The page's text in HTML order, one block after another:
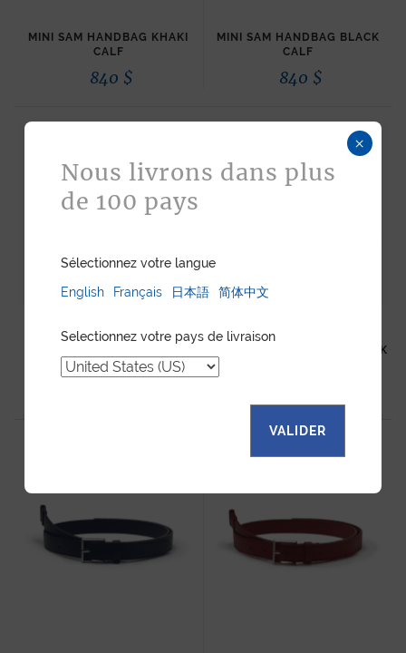
MINI SAM HANDBAG KHAKI
CALF
840 $
MINI SAM HANDBAG BLACK
CALF
840 $
BURGUNDY CALF
SAM SHOULDER STRAP BLACK
×
Nous livrons dans plus
de 100 pays
Sélectionnez votre langue
English
Français 日本語 简体中文
Selectionnez votre pays de livraison
VALIDER